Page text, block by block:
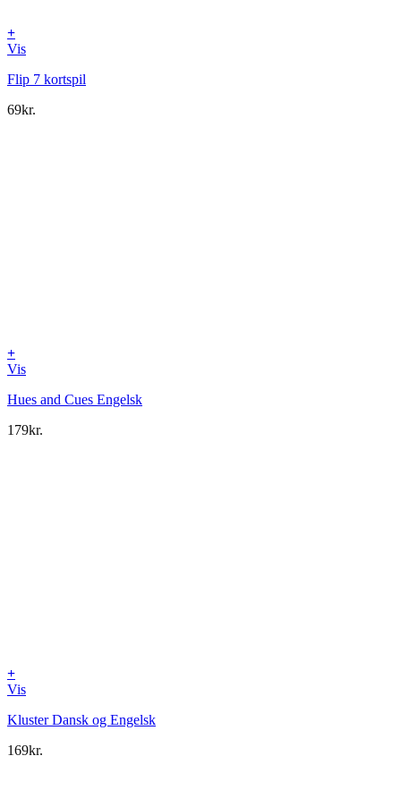
+
Vis
Flip 7 kortspil
69kr.
+
Vis
Hues and Cues Engelsk
179kr.
+
Vis
Kluster Dansk og Engelsk
169kr.